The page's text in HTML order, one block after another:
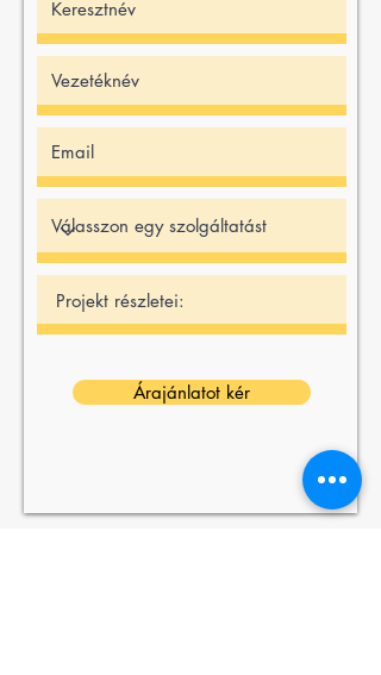
Árajánlatot kér